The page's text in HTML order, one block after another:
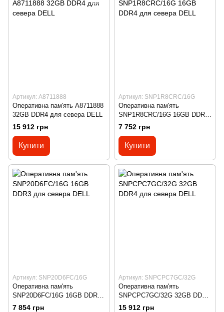
Артикул: A8711888
Оперативна пам'ять A8711888
32GB DDR4 для севера DELL
15 912 грн
Купити
Артикул: SNP1R8CRC/16G
Оперативна пам'ять
SNP1R8CRC/16G 16GB DDR4
для севера DELL
7 752 грн
Купити
Артикул: SNP20D6FC/16G
Оперативна пам'ять
SNP20D6FC/16G 16GB DDR3
для севера DELL
7 854 грн
Артикул: SNPCPC7GC/32G
Оперативна пам'ять
SNPCPC7GC/32G 32GB DDR4
для севера DELL
15 912 грн